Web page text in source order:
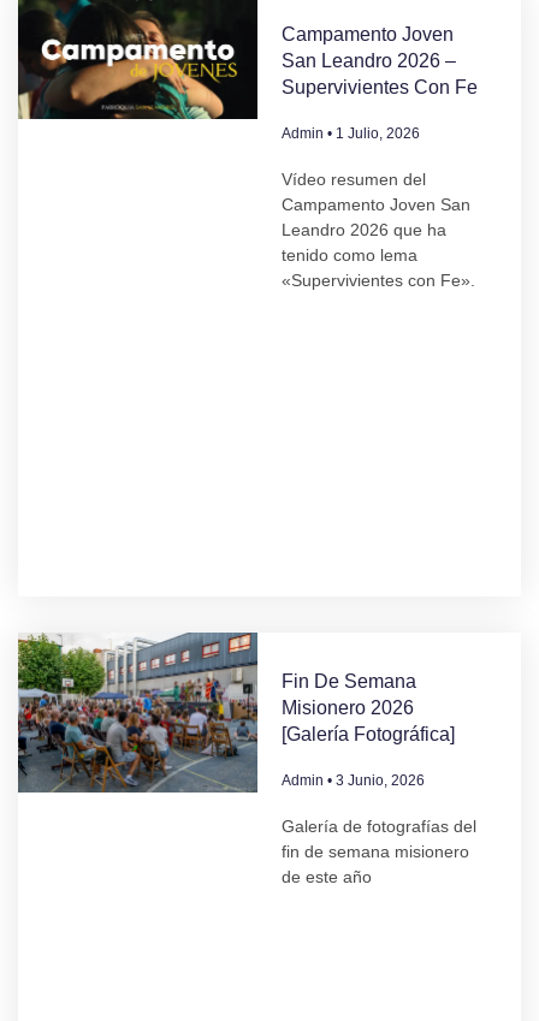
Campamento Joven
San Leandro 2026 –
Supervivientes Con Fe
Admin 1 Julio, 2026
Vídeo resumen del
Campamento Joven San
Leandro 2026 que ha
tenido como lema
«Supervivientes con Fe».
Fin De Semana
Misionero 2026
[Galería Fotográfica]
Admin 3 Junio, 2026
Galería de fotografías del
fin de semana misionero
de este año